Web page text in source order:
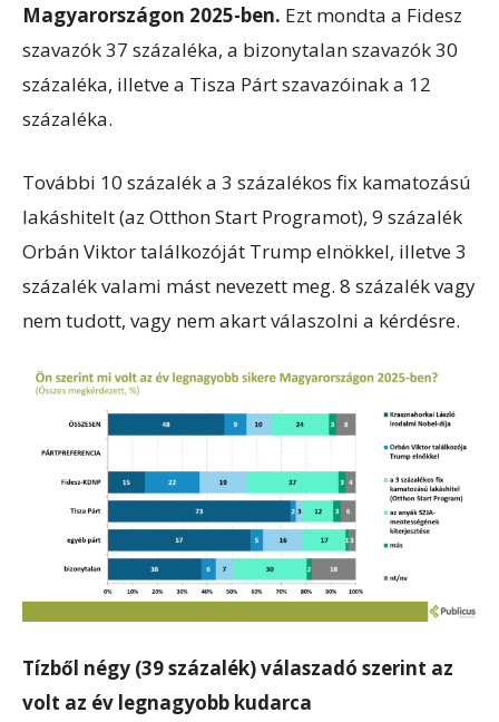
Magyarországon 2025-ben. Ezt mondta a Fidesz
szavazók 37 százaléka, a bizonytalan szavazók 30
százaléka, illetve a Tisza Párt szavazóinak a 12
százaléka.
További 10 százalék a 3 százalékos fix kamatozású
lakáshitelt (az Otthon Start Programot), 9 százalék
Orbán Viktor találkozóját Trump elnökkel, illetve 3
százalék valami mást nevezett meg. 8 százalék vagy
nem tudott, vagy nem akart válaszolni a kérdésre.
Tízből négy (39 százalék) válaszadó szerint az
volt az év legnagyobb kudarca